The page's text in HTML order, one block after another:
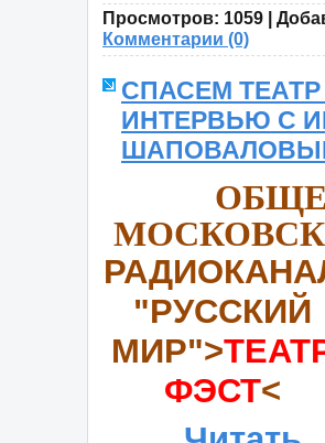
Просмотров: 1059 |
Комментарии (0)
СПАСЕМ
ИНТЕРВЬЮ С
"РУССКИЙ
МИР">
ФЭСТ<